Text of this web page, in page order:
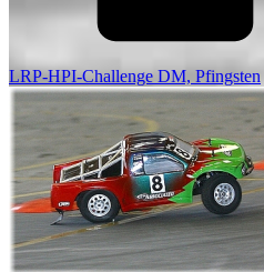
LRP-HPI-Challenge DM, Pfingsten